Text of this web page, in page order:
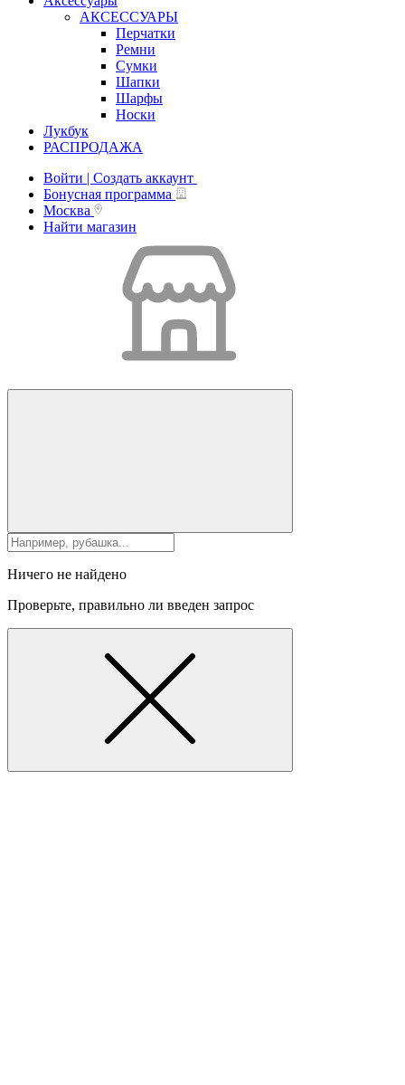
АКСЕССУАРЫ
Перчатки
Ремни
Сумки
Шапки
Шарфы
Носки
Лукбук
РАСПРОДАЖА
Войти | Создать аккаунт
Бонусная программа
Москва
Найти магазин
Ничего не найдено
Проверьте, правильно ли введен запрос